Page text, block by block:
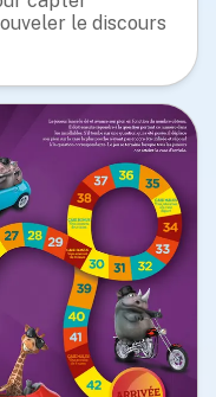
le discours